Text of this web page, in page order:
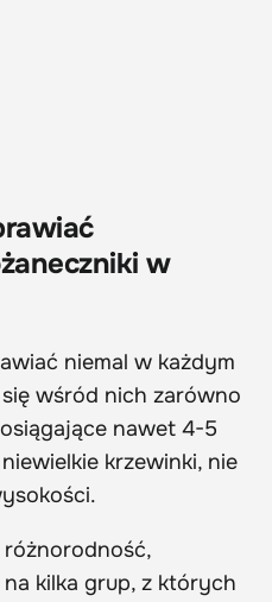
w
niemal w każdym
wśród nich zarówno
nawet 4-5
krzewinki, nie
kilka grup, z których